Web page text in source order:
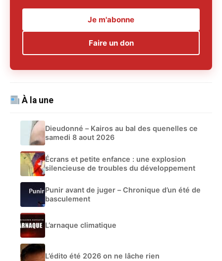
Je m'abonne
Faire un don
À la une
Dieudonné – Kairos au bal des quenelles ce
samedi 8 aout 2026
Écrans et petite enfance : une explosion
silencieuse de troubles du développement
Punir avant de juger – Chronique d’un été de
basculement
L’arnaque climatique
L’édito été 2026 on ne lâche rien